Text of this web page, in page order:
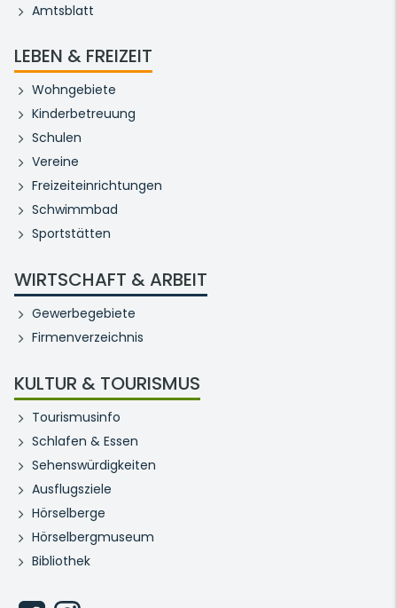
Amtsblatt
LEBEN & FREIZEIT
Wohngebiete
Kinderbetreuung
Schulen
Vereine
Freizeiteinrichtungen
Schwimmbad
Sportstätten
WIRTSCHAFT & ARBEIT
Gewerbegebiete
Firmenverzeichnis
KULTUR & TOURISMUS
Tourismusinfo
Schlafen & Essen
Sehenswürdigkeiten
Ausflugsziele
Hörselberge
Hörselbergmuseum
Bibliothek